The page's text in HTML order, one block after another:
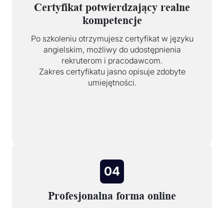
Certyfikat potwierdzający realne
kompetencje
Po szkoleniu otrzymujesz certyfikat w języku
angielskim, możliwy do udostępnienia
rekruterom i pracodawcom.
Zakres certyfikatu jasno opisuje zdobyte
umiejętności.
04
Profesjonalna forma online